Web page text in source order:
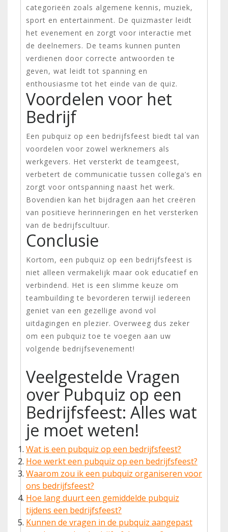
categorieën zoals algemene kennis, muziek,
sport en entertainment. De quizmaster leidt
het evenement en zorgt voor interactie met
de deelnemers. De teams kunnen punten
verdienen door correcte antwoorden te
geven, wat leidt tot spanning en
enthousiasme tot het einde van de quiz.
Voordelen voor het
Bedrijf
Een pubquiz op een bedrijfsfeest biedt tal van
voordelen voor zowel werknemers als
werkgevers. Het versterkt de teamgeest,
verbetert de communicatie tussen collega’s en
zorgt voor ontspanning naast het werk.
Bovendien kan het bijdragen aan het creëren
van positieve herinneringen en het versterken
van de bedrijfscultuur.
Conclusie
Kortom, een pubquiz op een bedrijfsfeest is
niet alleen vermakelijk maar ook educatief en
verbindend. Het is een slimme keuze om
teambuilding te bevorderen terwijl iedereen
geniet van een gezellige avond vol
uitdagingen en plezier. Overweeg dus zeker
om een pubquiz toe te voegen aan uw
volgende bedrijfsevenement!
Veelgestelde Vragen
over Pubquiz op een
Bedrijfsfeest: Alles wat
je moet weten!
Wat is een pubquiz op een bedrijfsfeest?
Hoe werkt een pubquiz op een bedrijfsfeest?
Waarom zou ik een pubquiz organiseren voor
ons bedrijfsfeest?
Hoe lang duurt een gemiddelde pubquiz
tijdens een bedrijfsfeest?
Kunnen de vragen in de pubquiz aangepast